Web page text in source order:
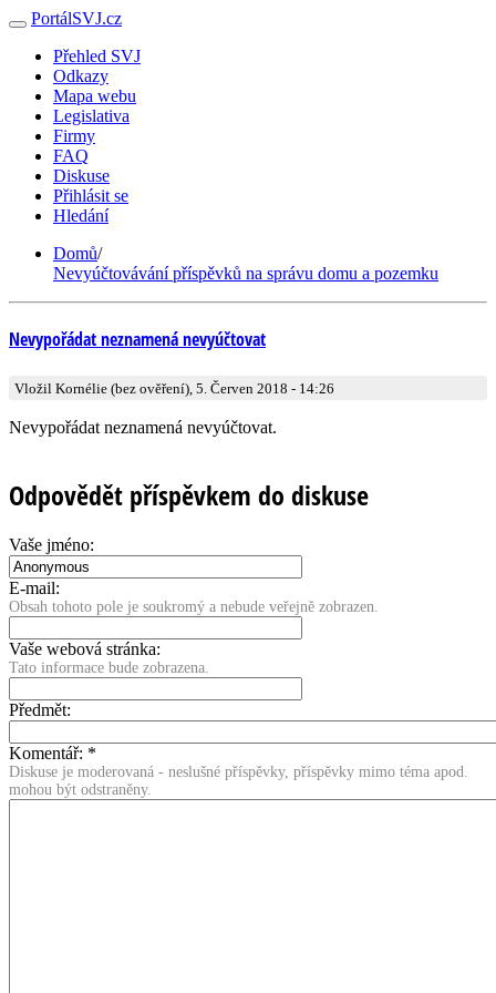
PortálSVJ.cz
Přehled SVJ
Odkazy
Mapa webu
Legislativa
Firmy
FAQ
Diskuse
Přihlásit se
Hledání
Domů/
Nevyúčtovávání příspěvků na správu domu a pozemku
Nevypořádat neznamená nevyúčtovat
Vložil Kornélie (bez ověření), 5. Červen 2018 - 14:26
Nevypořádat neznamená nevyúčtovat.
Odpovědět příspěvkem do diskuse
Vaše jméno:
E-mail:
Obsah tohoto pole je soukromý a nebude veřejně zobrazen.
Vaše webová stránka:
Tato informace bude zobrazena.
Předmět:
Komentář: *
Diskuse je moderovaná - neslušné příspěvky, příspěvky mimo téma apod.
mohou být odstraněny.